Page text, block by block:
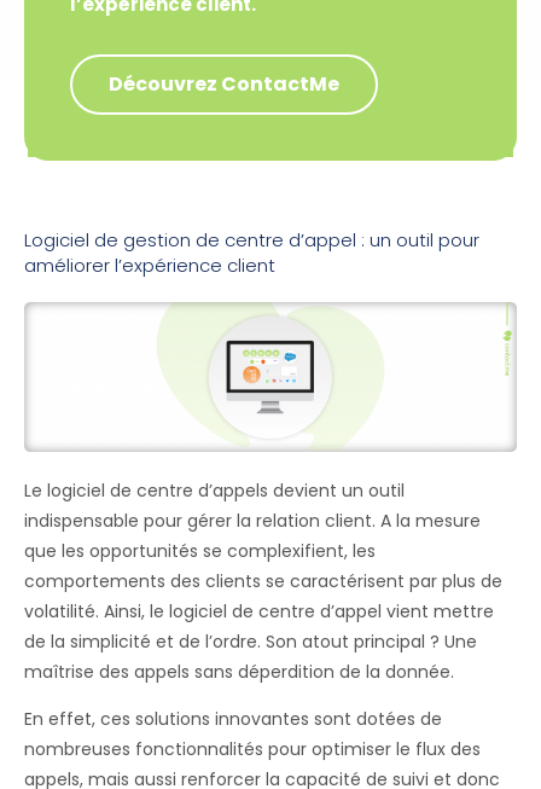
Découvrez ContactMe
Logiciel de gestion de centre d’appel : un outil pour
améliorer l’expérience client
Le logiciel de centre d’appels devient un outil
indispensable pour gérer la relation client. A la mesure
que les opportunités se complexifient, les
comportements des clients se caractérisent par plus de
volatilité. Ainsi, le logiciel de centre d’appel vient mettre
de la simplicité et de l’ordre. Son atout principal ? Une
maîtrise des appels sans déperdition de la donnée.
En effet, ces solutions innovantes sont dotées de
nombreuses fonctionnalités pour optimiser le flux des
appels, mais aussi renforcer la capacité de suivi et donc